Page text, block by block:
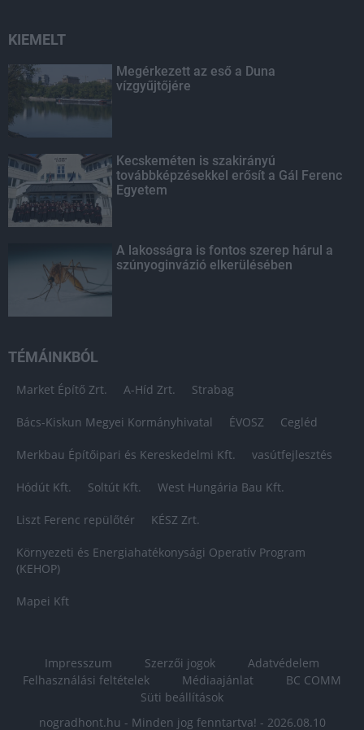
KIEMELT
Megérkezett az eső a Duna
vízgyűjtőjére
Kecskeméten is szakirányú
továbbképzésekkel erősít a Gál Ferenc
Egyetem
A lakosságra is fontos szerep hárul a
szúnyoginvázió elkerülésében
TÉMÁINKBÓL
Market Építő Zrt. A-Híd Zrt. Strabag
Bács-Kiskun Megyei Kormányhivatal ÉVOSZ Cegléd
Merkbau Építőipari és Kereskedelmi Kft. vasútfejlesztés
Hódút Kft. Soltút Kft. West Hungária Bau Kft.
Liszt Ferenc repülőtér KÉSZ Zrt.
Környezeti és Energiahatékonysági Operatív Program
(KEHOP)
Mapei Kft
Impresszum Szerzői jogok
Adatvédelem
Felhasználási feltételek
Médiaajánlat
BC COMM
Süti beállítások
nogradhont.hu - Minden jog fenntartva! - 2026.08.10